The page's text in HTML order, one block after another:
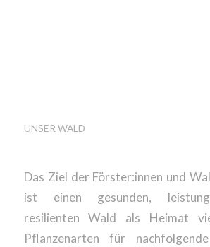
UNSER WALD
Das Ziel der Förster:innen und
ist einen gesunden,
resilienten Wald als Heimat
Pflanzenarten für